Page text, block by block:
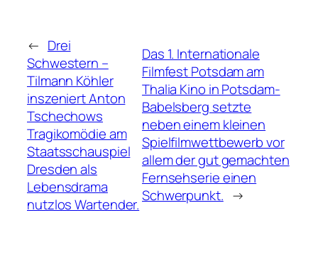
← Drei
Schwestern –
Tilmann Köhler
inszeniert Anton
Tschechows
Tragikomödie am
Staatsschauspiel
Dresden als
Lebensdrama
nutzlos Wartender.
Das 1. Internationale
Filmfest Potsdam am
Thalia Kino in Potsdam-
Babelsberg setzte
neben einem kleinen
Spielfilmwettbewerb vor
allem der gut gemachten
Fernsehserie einen
Schwerpunkt. →